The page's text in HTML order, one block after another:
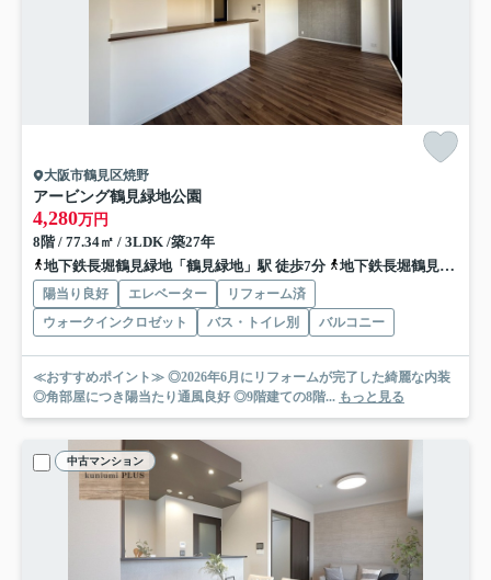
大阪市鶴見区焼野
アービング鶴見緑地公園
4,280万円
8階 / 77.34㎡ / 3LDK /築27年
地下鉄長堀鶴見緑地「鶴見緑地」駅 徒歩7分
地下鉄長堀鶴見緑地「門真南」駅 徒歩13分
陽当り良好 エレベーター
リフォーム済
ウォークインクロゼット
バス・トイレ別 バルコニー
≪おすすめポイント≫ ◎2026年6月にリフォームが完了した綺麗な内装
◎角部屋につき陽当たり通風良好 ◎9階建ての8階... もっと見る
中古マンション